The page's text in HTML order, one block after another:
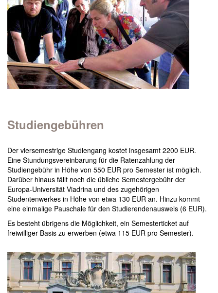
Studiengebühren
Der viersemestrige Studiengang kostet insgesamt 2200 EUR.
Eine Stundungsvereinbarung für die Ratenzahlung der
Studiengebühr in Höhe von 550 EUR pro Semester ist möglich.
Darüber hinaus fällt noch die übliche Semestergebühr der
Europa-Universität Viadrina und des zugehörigen
Studentenwerkes in Höhe von etwa 130 EUR an. Hinzu kommt
eine einmalige Pauschale für den Studierendenausweis (6 EUR).
Es besteht übrigens die Möglichkeit, ein Semesterticket auf
freiwilliger Basis zu erwerben (etwa 115 EUR pro Semester).